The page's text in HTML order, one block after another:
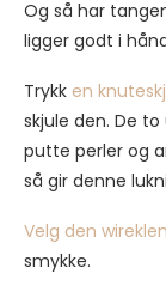
Og så har
ligger godt i
Trykk en
skjule den. De
putte perler og
så gir denne
Velg den
smykke.